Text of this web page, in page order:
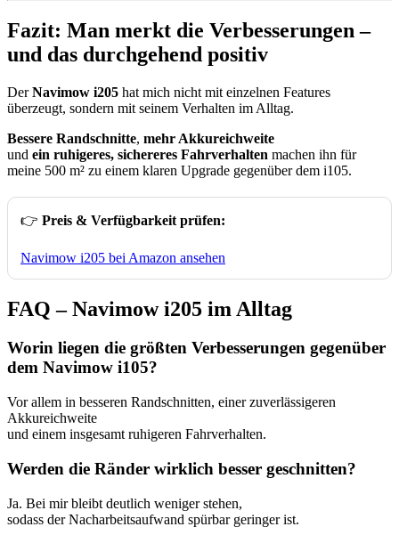
Fazit: Man merkt die Verbesserungen –
und das durchgehend positiv
DerNavimow i205 hat mich nicht mit einzelnen Features
überzeugt, sondern mit seinem Verhalten im Alltag.
Bessere Randschnitte, mehr Akkureichweite
und ein ruhigeres, sichereres Fahrverhalten machen ihn für
meine 500 m² zu einem klaren Upgrade gegenüber dem i105.
👉 Preis & Verfügbarkeit prüfen:
Navimow i205 bei Amazon ansehen
FAQ – Navimow i205 im Alltag
Worin liegen die größten Verbesserungen gegenüber
dem Navimow i105?
Vor allem in besseren Randschnitten, einer zuverlässigeren
Akkureichweite
und einem insgesamt ruhigeren Fahrverhalten.
Werden die Ränder wirklich besser geschnitten?
Ja. Bei mir bleibt deutlich weniger stehen,
sodass der Nacharbeitsaufwand spürbar geringer ist.